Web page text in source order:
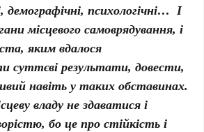
демографічні, психологічні… І
місцевого самоврядування, і
яким вдалося
суттєві результати, довести,
навіть у таких обставинах.
владу не здаватися і
бо це про стійкість і